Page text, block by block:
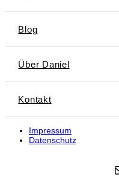
Blog
Über Daniel
Kontakt
Impressum
Datenschutz